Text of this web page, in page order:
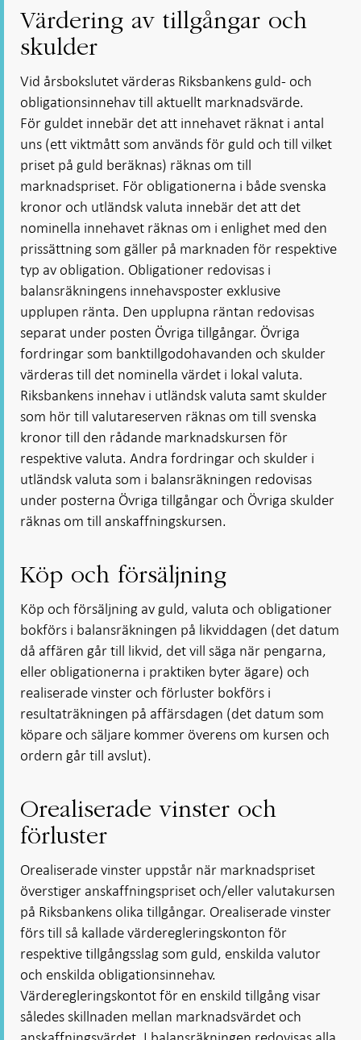
Värdering av tillgångar och
skulder
Vid årsbokslutet värderas Riksbankens guld- och
obligationsinnehav till aktuellt marknadsvärde.
För guldet innebär det att innehavet räknat i antal
uns (ett viktmått som används för guld och till vilket
priset på guld beräknas) räknas om till
marknadspriset. För obligationerna i både svenska
kronor och utländsk valuta innebär det att det
nominella innehavet räknas om i enlighet med den
prissättning som gäller på marknaden för respektive
typ av obligation. Obligationer redovisas i
balansräkningens innehavsposter exklusive
upplupen ränta. Den upplupna räntan redovisas
separat under posten Övriga tillgångar. Övriga
fordringar som banktillgodohavanden och skulder
värderas till det nominella värdet i lokal valuta.
Riksbankens innehav i utländsk valuta samt skulder
som hör till valutareserven räknas om till svenska
kronor till den rådande marknadskursen för
respektive valuta. Andra fordringar och skulder i
utländsk valuta som i balansräkningen redovisas
under posterna Övriga tillgångar och Övriga skulder
räknas om till anskaffningskursen.
Köp och försäljning
Köp och försäljning av guld, valuta och obligationer
bokförs i balansräkningen på likviddagen (det datum
då affären går till likvid, det vill säga när pengarna,
eller obligationerna i praktiken byter ägare) och
realiserade vinster och förluster bokförs i
resultaträkningen på affärsdagen (det datum som
köpare och säljare kommer överens om kursen och
ordern går till avslut).
Orealiserade vinster och
förluster
Orealiserade vinster uppstår när marknadspriset
överstiger anskaffningspriset och/eller valutakursen
på Riksbankens olika tillgångar. Orealiserade vinster
förs till så kallade värderegleringskonton för
respektive tillgångsslag som guld, enskilda valutor
och enskilda obligationsinnehav.
Värderegleringskontot för en enskild tillgång visar
således skillnaden mellan marknadsvärdet och